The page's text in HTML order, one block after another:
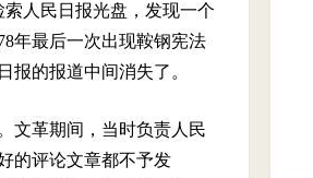
人民日报光盘，发现一个
年最后一次出现鞍钢宪法
报的报道中间消失了。
文革期间，当时负责人民
的评论文章都不予发